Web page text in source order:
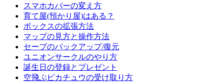
スマホカバーの変え方
育て屋(預かり屋)はある？
ボックスの拡張方法
マップの見方と操作方法
セーブのバックアップ/復元
ユニオンサークルのやり方
誕生日の登録とプレゼント
空飛ぶピカチュウの受け取り方